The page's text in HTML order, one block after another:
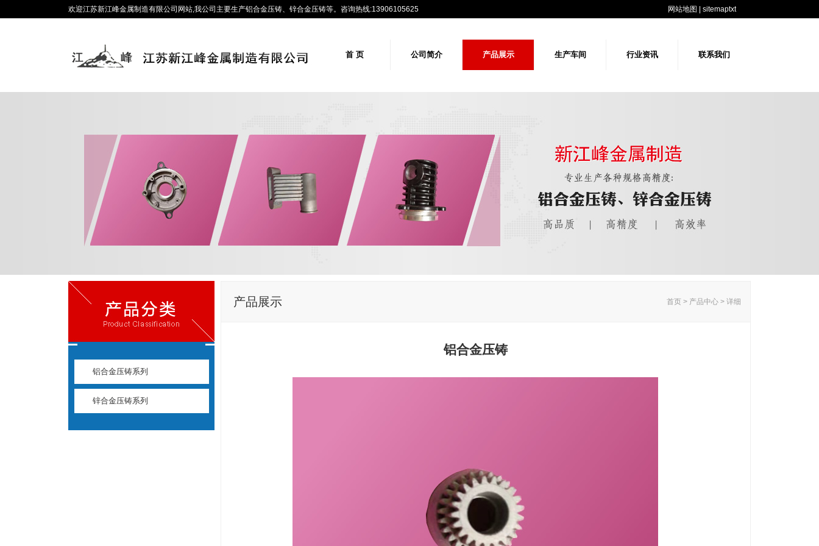
欢迎江苏新江峰金属制造有限公司网站,我公司主要生产铝合金压铸、锌合金压铸等。咨询热线:13906105625 网站地图 sitemaptxt
首 页 公司简介 产品展示 生产车间 行业资讯 联系我们
铝合金压铸系列
锌合金压铸系列
产品展示 首页 > 产品中心 > 详细
铝合金压铸